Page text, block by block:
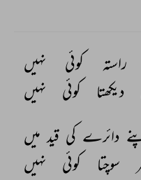
راستہ کوئی
نہیں
دیکھتا کوئی
نہیں
دائرے کی قید میں
سوچتا کوئی
نہیں